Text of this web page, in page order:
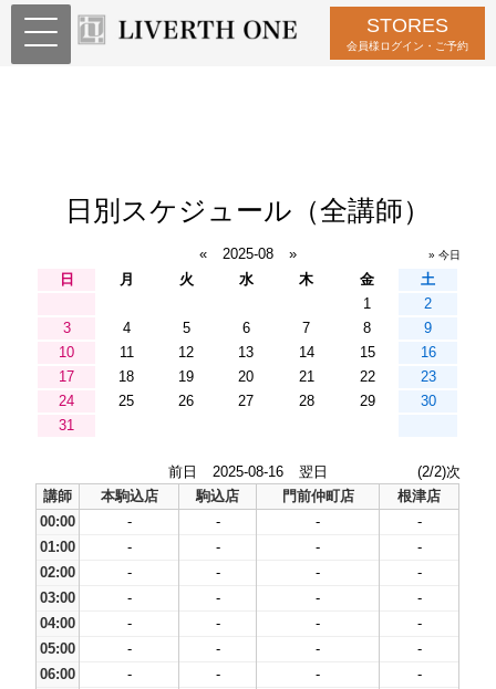
STORES
会員様ログイン・ご予約
日別スケジュール（全講師）
« 2025-08 » » 今日
日 月 火 水 木 金
土
1
2
3
4 5 6 7 8
9
10
11 12 13 14 15
16
17
18 19 20 21 22
23
24
25 26 27 28 29
30
31
前日 2025-08-16 翌日
(2/2)次
講師
本駒込店 駒込店 門前仲町店
根津店
00:00
- - -
-
01:00
- - -
-
02:00
- - -
-
03:00
- - -
-
04:00
- - -
-
05:00
- - -
-
06:00
- - -
-